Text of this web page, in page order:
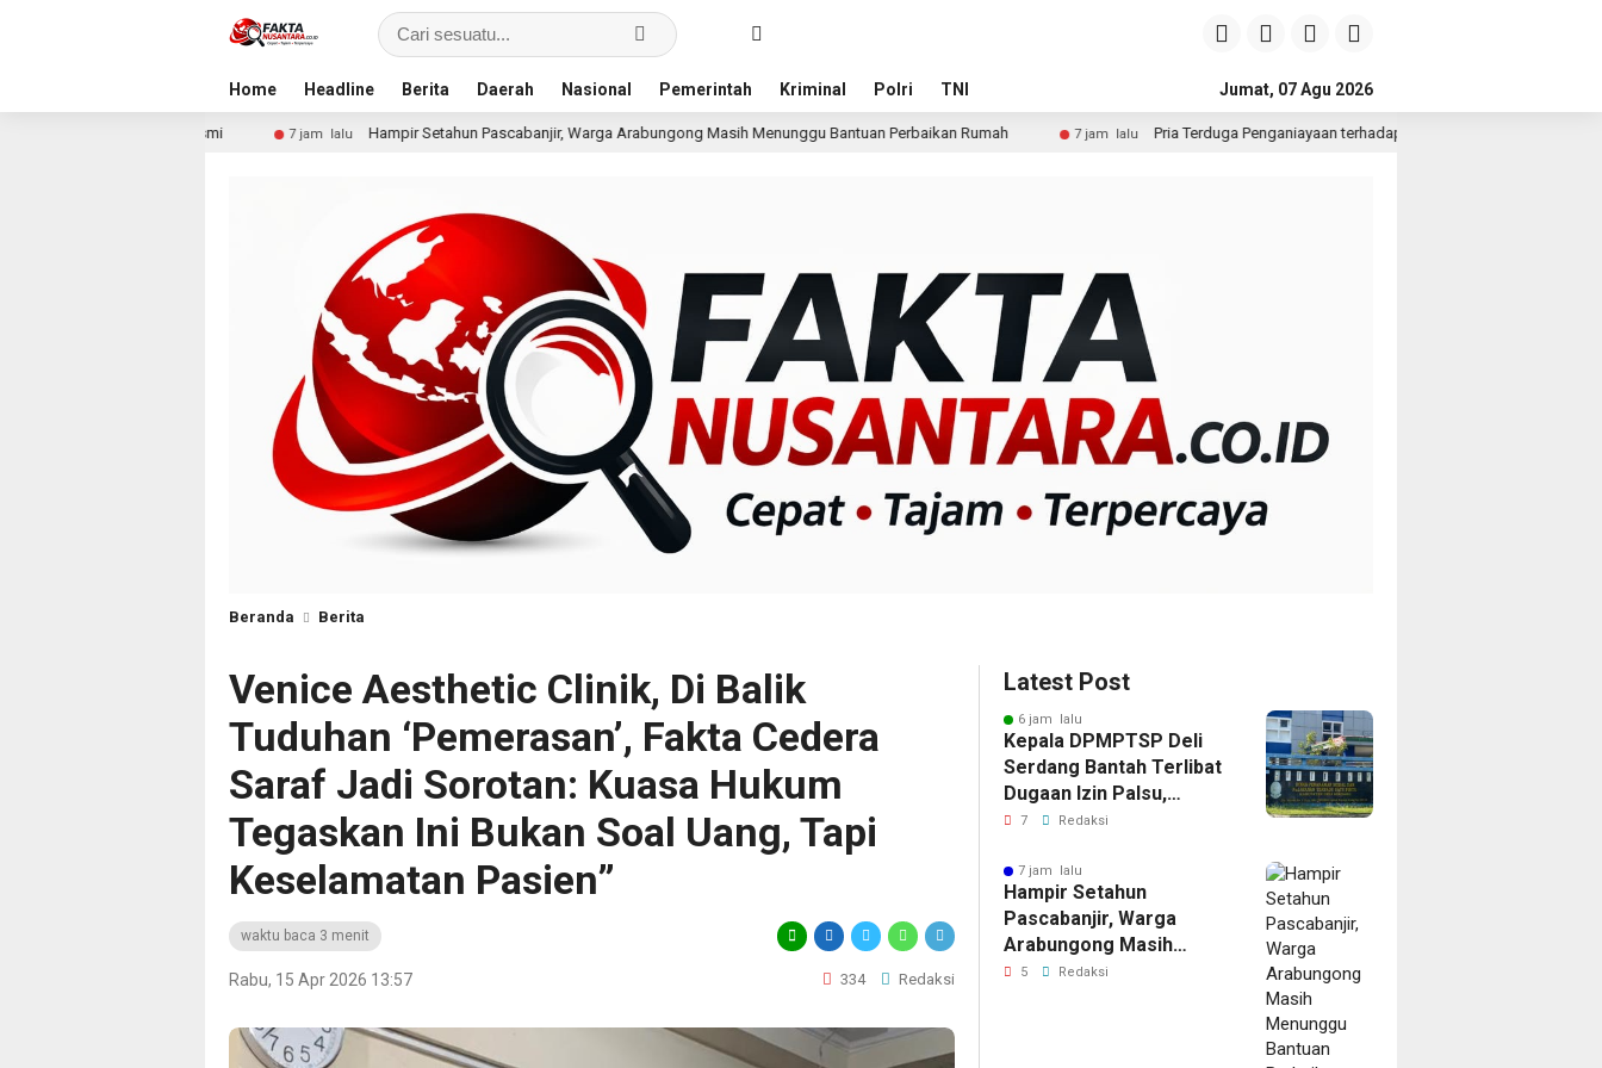
Home Headline Berita Daerah Nasional Pemerintah Kriminal Polri TNI Jumat, 07 Agu 2026
Hampir Setahun Pascabanjir, Warga Arabungong Masih Menunggu Bantuan Perbaikan Rumah 7 jam lalu Pria Terduga Penganiayaan terhadap Seorang Wanita di Medan Ditangkap Polisi
Beranda Berita
Venice Aesthetic Clinik, Di Balik
Tuduhan ‘Pemerasan’, Fakta Cedera
Saraf Jadi Sorotan: Kuasa Hukum
Tegaskan Ini Bukan Soal Uang, Tapi
Keselamatan Pasien”
waktu baca 3 menit
Rabu, 15 Apr 2026 13:57 334 Redaksi
Latest Post
6 jam lalu
Kepala DPMPTSP Deli
Serdang Bantah Terlibat
Dugaan Izin Palsu,
Tegaskan Proses
Jalur Resmi
7 Redaksi
7 jam lalu
Hampir Setahun
Pascabanjir, Warga
Arabungong Masih
Menunggu Bantuan
5 Redaksi